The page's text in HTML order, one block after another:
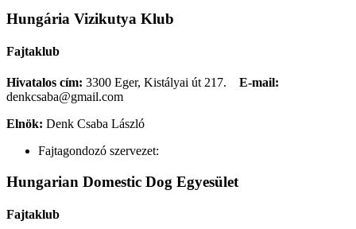
Hungária Vizikutya Klub
Fajtaklub
Hivatalos cím: 3300 Eger, Kistályai út 217. E-mail:
denkcsaba@gmail.com
Elnök: Denk Csaba László
Fajtagondozó szervezet:
Hungarian Domestic Dog Egyesület
Fajtaklub